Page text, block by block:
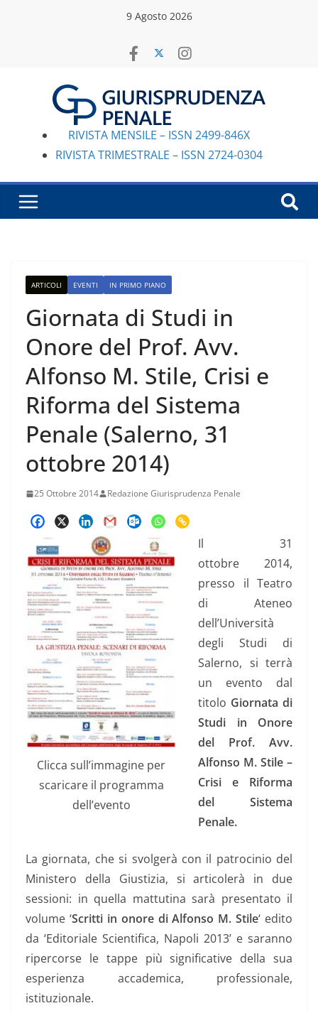
9 Agosto 2026
RIVISTA MENSILE – ISSN 2499-846X
RIVISTA TRIMESTRALE – ISSN 2724-0304
ARTICOLI EVENTI IN PRIMO PIANO
Giornata di Studi in
Onore del Prof. Avv.
Alfonso M. Stile, Crisi e
Riforma del Sistema
Penale (Salerno, 31
ottobre 2014)
25 Ottobre 2014 Redazione Giurisprudenza Penale
Clicca sull’immagine per
scaricare il programma
dell’evento
Il 31
ottobre 2014,
presso il Teatro
di Ateneo
dell’Università
degli Studi di
Salerno, si terrà
un evento dal
titolo Giornata di
Studi in Onore
del Prof. Avv.
Alfonso M. Stile –
Crisi e Riforma
del Sistema
Penale.
La giornata, che si svolgerà con il patrocinio del
Ministero della Giustizia, si articolerà in due
sessioni: in quella mattutina sarà presentato il
volume ‘Scritti in onore di Alfonso M. Stile‘ edito
da ‘Editoriale Scientifica, Napoli 2013’ e saranno
ripercorse le tappe più significative della sua
esperienza accademica, professionale,
istituzionale.